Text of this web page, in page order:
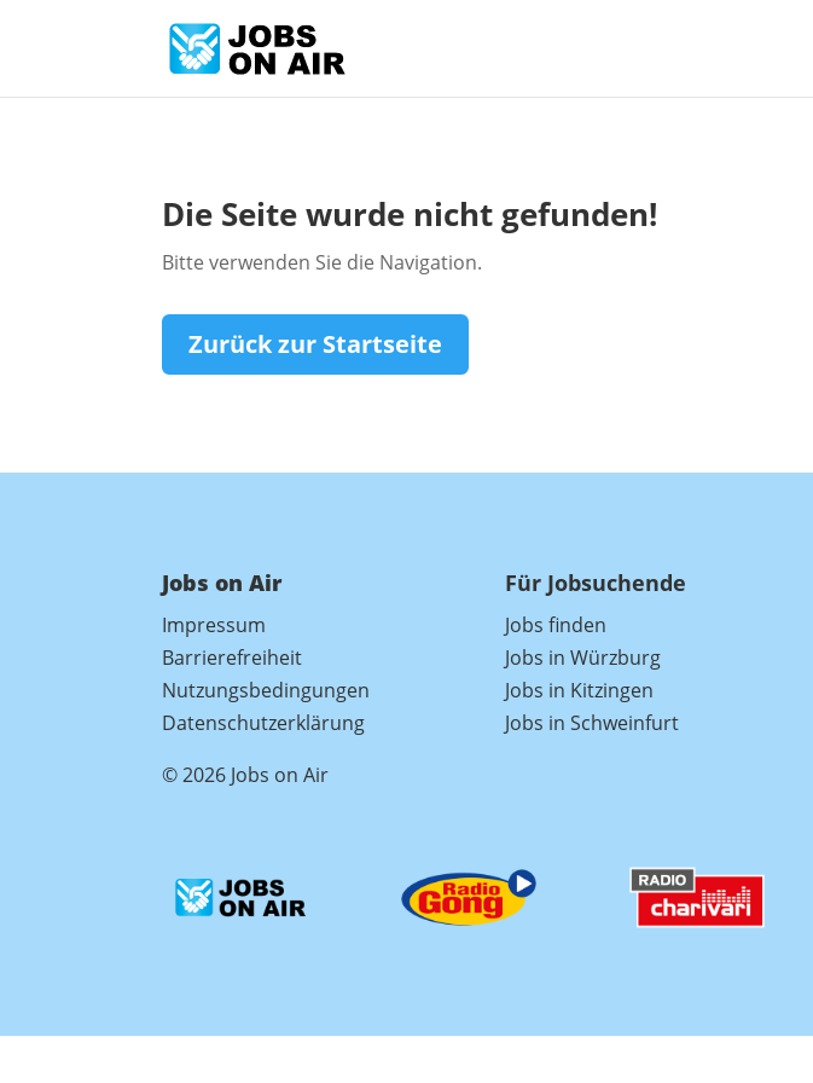
Die Seite wurde nicht gefunden!
Bitte verwenden Sie die Navigation.
Zurück zur Startseite
Jobs on Air
Impressum
Barrierefreiheit
Nutzungsbedingungen
Datenschutzerklärung
© 2026 Jobs on Air
Für Jobsuchende
Jobs finden
Jobs in Würzburg
Jobs in Kitzingen
Jobs in Schweinfurt